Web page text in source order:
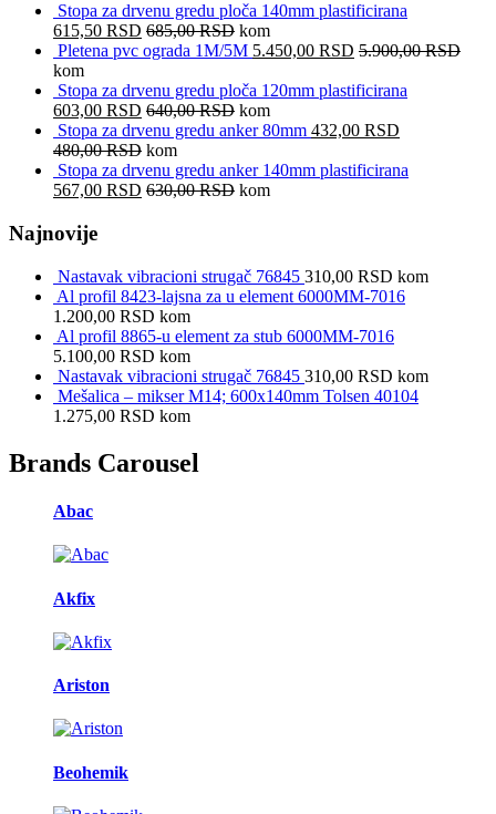
Stopa za drvenu gredu ploča 140mm plastificirana
615,50 RSD 685,00RSD kom
Pletena pvc ograda 1M/5M 5.450,00 RSD 5.900,00RSD
kom
Stopa za drvenu gredu ploča 120mm plastificirana
603,00 RSD 640,00RSD kom
Stopa za drvenu gredu anker 80mm 432,00 RSD
480,00RSD kom
Stopa za drvenu gredu anker 140mm plastificirana
567,00 RSD 630,00RSD kom
Najnovije
Nastavak vibracioni strugač 76845 310,00 RSD kom
Al profil 8423-lajsna za u element 6000MM-7016
1.200,00 RSD kom
Al profil 8865-u element za stub 6000MM-7016
5.100,00 RSD kom
Nastavak vibracioni strugač 76845 310,00 RSD kom
Mešalica – mikser M14; 600x140mm Tolsen 40104
1.275,00 RSD kom
Brands Carousel
Abac
Akfix
Ariston
Beohemik